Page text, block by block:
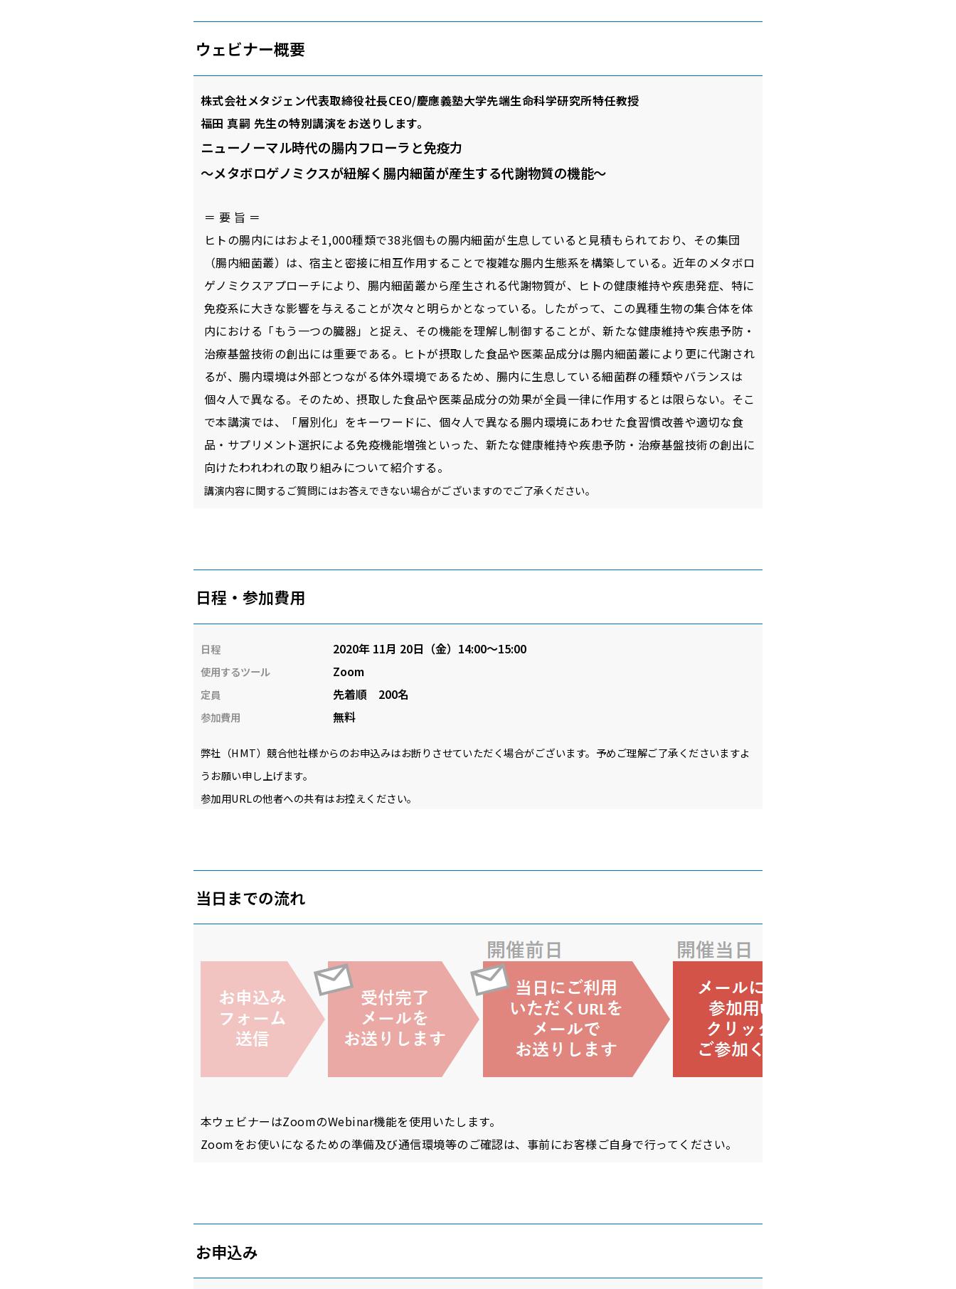
ウェビナー概要
株式会社メタジェン代表取締役社長CEO/慶應義塾大学先端生命科学研究所特任教授
福田 真嗣 先生の特別講演をお送りします。
ニューノーマル時代の腸内フローラと免疫力
〜メタボロゲノミクスが紐解く腸内細菌が産生する代謝物質の機能〜
＝ 要 旨 ＝
ヒトの腸内にはおよそ1,000種類で38兆個もの腸内細菌が生息していると見積もられており、その集団
（腸内細菌叢）は、宿主と密接に相互作用することで複雑な腸内生態系を構築している。近年のメタボロ
ゲノミクスアプローチにより、腸内細菌叢から産生される代謝物質が、ヒトの健康維持や疾患発症、特に
免疫系に大きな影響を与えることが次々と明らかとなっている。したがって、この異種生物の集合体を体
内における「もう一つの臓器」と捉え、その機能を理解し制御することが、新たな健康維持や疾患予防・
治療基盤技術の創出には重要である。ヒトが摂取した食品や医薬品成分は腸内細菌叢により更に代謝され
るが、腸内環境は外部とつながる体外環境であるため、腸内に生息している細菌群の種類やバランスは
個々人で異なる。そのため、摂取した食品や医薬品成分の効果が全員一律に作用するとは限らない。そこ
で本講演では、「層別化」をキーワードに、個々人で異なる腸内環境にあわせた食習慣改善や適切な食
品・サプリメント選択による免疫機能増強といった、新たな健康維持や疾患予防・治療基盤技術の創出に
向けたわれわれの取り組みについて紹介する。
講演内容に関するご質問にはお答えできない場合がございますのでご了承ください。
日程・参加費用
日程 2020年 11月 20日（金）14:00～15:00
使用するツール Zoom
定員 先着順 200名
参加費用 無料
弊社（HMT）競合他社様からのお申込みはお断りさせていただく場合がございます。予めご理解ご了承くださいますよ
うお願い申し上げます。
参加用URLの他者への共有はお控えください。
当日までの流れ
本ウェビナーはZoomのWebinar機能を使用いたします。
Zoomをお使いになるための準備及び通信環境等のご確認は、事前にお客様ご自身で行ってください。
お申込み